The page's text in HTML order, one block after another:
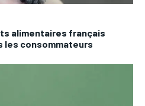
alimentaires français
les consommateurs